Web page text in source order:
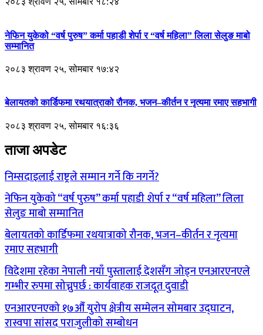
नेफिन युकेको “वर्ष पुरुष” कर्मा पहाडी शेर्पा र “वर्ष महिला” लिला सेलुङ माबो
सम्मानित
२०८३ श्रावण २५, सोमबार १७:४२
बेलायतको कार्डिफमा रथयात्राको रौनक, भजन–कीर्तन र नृत्यमा रमाए सहभागी
२०८३ श्रावण २५, सोमबार १६:३६
ताजा अपडेट
निम्सदाइलाई राष्ट्रले सम्मान गर्ने कि नगर्ने?
नेफिन युकेको “वर्ष पुरुष” कर्मा पहाडी शेर्पा र “वर्ष महिला” लिला
सेलुङ माबो सम्मानित
बेलायतको कार्डिफमा रथयात्राको रौनक, भजन–कीर्तन र नृत्यमा
रमाए सहभागी
विदेशमा रहेका नेपाली नयाँ पुस्तालाई देशसँग जोड्न एनआरएनएले
गम्भीर रुपमा सोच्नुपर्छ : कार्यवाहक राजदूत दुवाडी
एनआरएनएको १७औँ युरोप क्षेत्रीय सम्मेलन सोमबार उद्घाटन,
रास्वपा सांसद पराजुलीको सम्बोधन